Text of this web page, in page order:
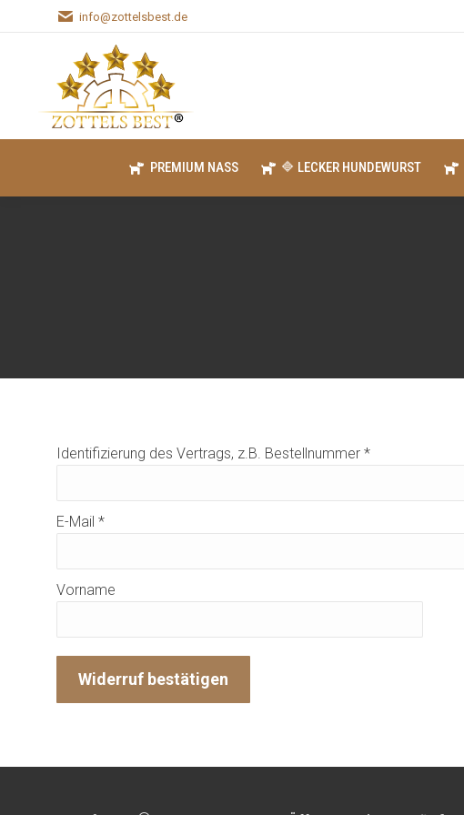
info@zottelsbest.de
PREMIUM NASS 🔷 LECKER HUNDEWURST
Identifizierung des Vertrags, z.B. Bestellnummer *
E-Mail *
E-
(wiederholen)*
Vorname
Widerruf bestätigen